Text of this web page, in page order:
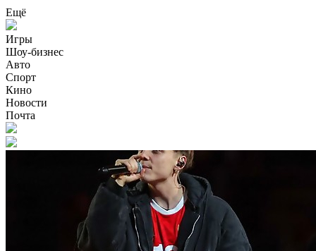
Ещё
Игры
Шоу-бизнес
Авто
Спорт
Кино
Новости
Почта